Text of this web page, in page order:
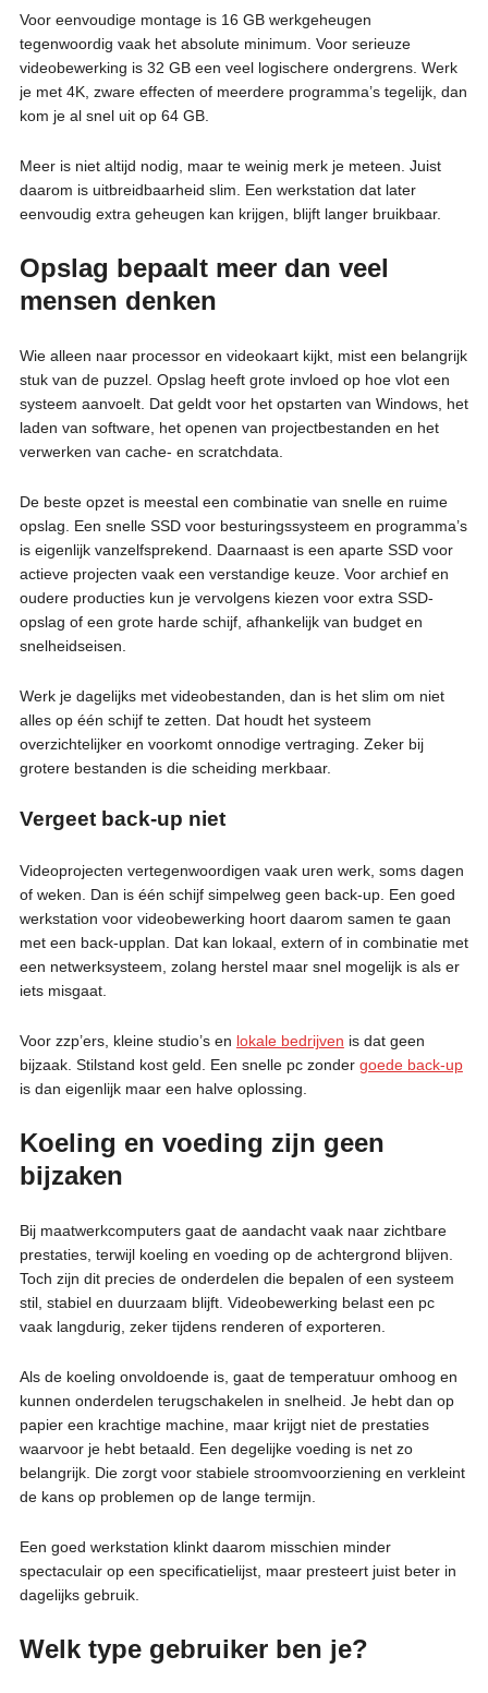
Voor eenvoudige montage is 16 GB werkgeheugen
tegenwoordig vaak het absolute minimum. Voor serieuze
videobewerking is 32 GB een veel logischere ondergrens. Werk
je met 4K, zware effecten of meerdere programma’s tegelijk, dan
kom je al snel uit op 64 GB.
Meer is niet altijd nodig, maar te weinig merk je meteen. Juist
daarom is uitbreidbaarheid slim. Een werkstation dat later
eenvoudig extra geheugen kan krijgen, blijft langer bruikbaar.
Opslag bepaalt meer dan veel
mensen denken
Wie alleen naar processor en videokaart kijkt, mist een belangrijk
stuk van de puzzel. Opslag heeft grote invloed op hoe vlot een
systeem aanvoelt. Dat geldt voor het opstarten van Windows, het
laden van software, het openen van projectbestanden en het
verwerken van cache- en scratchdata.
De beste opzet is meestal een combinatie van snelle en ruime
opslag. Een snelle SSD voor besturingssysteem en programma’s
is eigenlijk vanzelfsprekend. Daarnaast is een aparte SSD voor
actieve projecten vaak een verstandige keuze. Voor archief en
oudere producties kun je vervolgens kiezen voor extra SSD-
opslag of een grote harde schijf, afhankelijk van budget en
snelheidseisen.
Werk je dagelijks met videobestanden, dan is het slim om niet
alles op één schijf te zetten. Dat houdt het systeem
overzichtelijker en voorkomt onnodige vertraging. Zeker bij
grotere bestanden is die scheiding merkbaar.
Vergeet back-up niet
Videoprojecten vertegenwoordigen vaak uren werk, soms dagen
of weken. Dan is één schijf simpelweg geen back-up. Een goed
werkstation voor videobewerking hoort daarom samen te gaan
met een back-upplan. Dat kan lokaal, extern of in combinatie met
een netwerksysteem, zolang herstel maar snel mogelijk is als er
iets misgaat.
Voor zzp’ers, kleine studio’s en lokale bedrijven is dat geen
bijzaak. Stilstand kost geld. Een snelle pc zonder goede back-up
is dan eigenlijk maar een halve oplossing.
Koeling en voeding zijn geen
bijzaken
Bij maatwerkcomputers gaat de aandacht vaak naar zichtbare
prestaties, terwijl koeling en voeding op de achtergrond blijven.
Toch zijn dit precies de onderdelen die bepalen of een systeem
stil, stabiel en duurzaam blijft. Videobewerking belast een pc
vaak langdurig, zeker tijdens renderen of exporteren.
Als de koeling onvoldoende is, gaat de temperatuur omhoog en
kunnen onderdelen terugschakelen in snelheid. Je hebt dan op
papier een krachtige machine, maar krijgt niet de prestaties
waarvoor je hebt betaald. Een degelijke voeding is net zo
belangrijk. Die zorgt voor stabiele stroomvoorziening en verkleint
de kans op problemen op de lange termijn.
Een goed werkstation klinkt daarom misschien minder
spectaculair op een specificatielijst, maar presteert juist beter in
dagelijks gebruik.
Welk type gebruiker ben je?